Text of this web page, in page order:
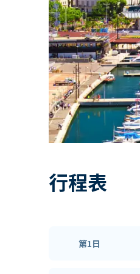
行程表
第1日